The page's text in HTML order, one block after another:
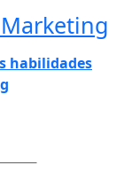
habilidades